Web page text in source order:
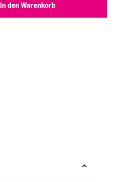
In den Warenkorb